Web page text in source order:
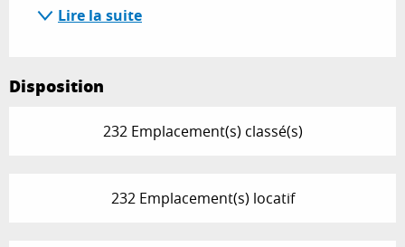
Lire la suite
Disposition
232 Emplacement(s) classé(s)
232 Emplacement(s) locatif